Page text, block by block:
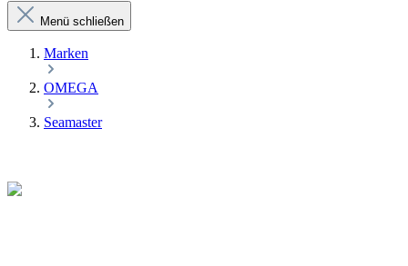
Menü schließen
Marken
OMEGA
Seamaster